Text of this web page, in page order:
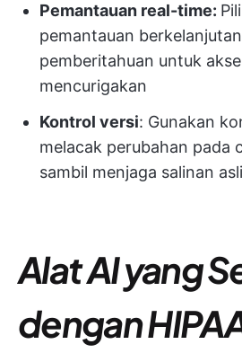
Pemantauan real-time:
pemantauan
pemberitahuan untuk
mencurigakan
Kontrol versi: Gunakan
melacak perubahan pada
sambil menjaga salinan
Alat AI yang
dengan